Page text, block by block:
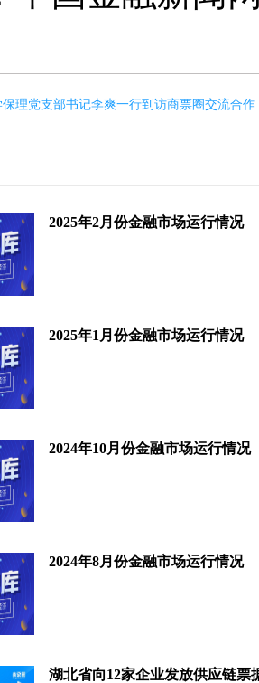
理党支部书记李爽一行到访商票圈交流合作
2025年2月份金融市场运行情况
2025年1月份金融市场运行情况
2024年10月份金融市场运行情况
2024年8月份金融市场运行情况